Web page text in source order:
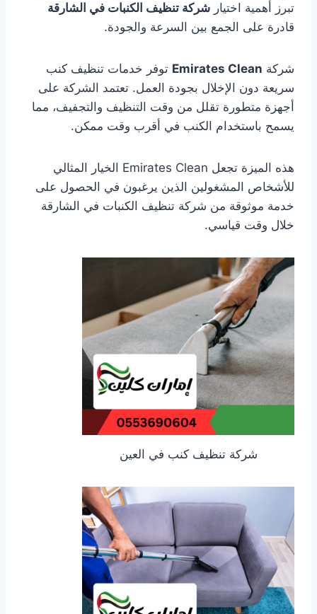
تبرز أهمية اختيار شركة تنظيف الكنبات في الشارقة
قادرة على الجمع بين السرعة والجودة.
شركة Emirates Clean توفر خدمات تنظيف كنب
سريعة دون الإخلال بجودة العمل. تعتمد الشركة على
أجهزة متطورة تقلل من وقت التنظيف والتجفيف، مما
يسمح باستخدام الكنب في أقرب وقت ممكن.
هذه الميزة تجعل Emirates Clean الخيار المثالي
للأشخاص المشغولين الذين يرغبون في الحصول على
خدمة موثوقة من شركة تنظيف الكنبات في الشارقة
خلال وقت قياسي.
شركة تنظيف كنب في العين